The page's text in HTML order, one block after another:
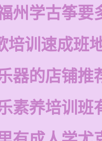
州学古筝要
培训速成班
器的店铺推
素养培训班